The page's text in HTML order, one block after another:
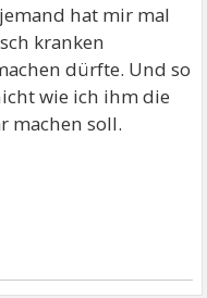
hat mir mal
kranken
dürfte. Und so
wie ich ihm die
machen soll.